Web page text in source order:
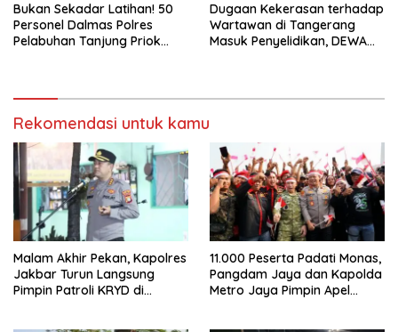
Bukan Sekadar Latihan! 50
Personel Dalmas Polres
Pelabuhan Tanjung Priok
Dugaan Kekerasan terhadap
Wartawan di Tangerang
Masuk Penyelidikan, DEWA
Rekomendasi untuk kamu
Malam Akhir Pekan, Kapolres
Jakbar Turun Langsung
Pimpin Patroli KRYD di
11.000 Peserta Padati Monas,
Pangdam Jaya dan Kapolda
Metro Jaya Pimpin Apel